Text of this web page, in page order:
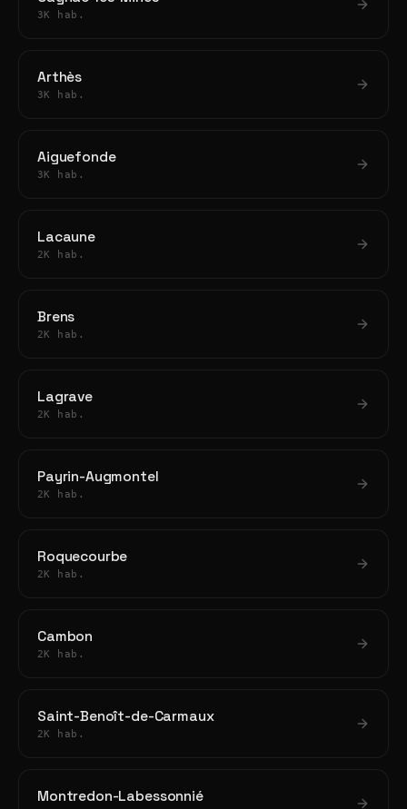
3K hab.
Arthès
3K hab.
Aiguefonde
3K hab.
Lacaune
2K hab.
Brens
2K hab.
Lagrave
2K hab.
Payrin-Augmontel
2K hab.
Roquecourbe
2K hab.
Cambon
2K hab.
Saint-Benoît-de-Carmaux
2K hab.
Montredon-Labessonnié